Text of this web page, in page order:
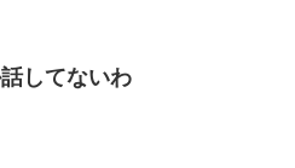
してないわ